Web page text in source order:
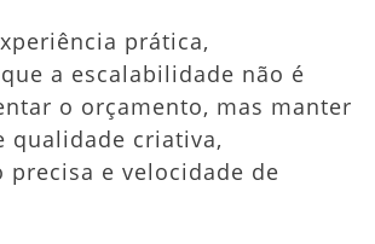
prática,
a escalabilidade não é
o orçamento, mas manter
qualidade criativa,
precisa e velocidade de